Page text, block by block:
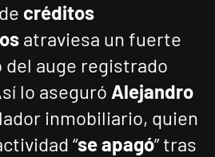
créditos
atraviesa un fuerte
auge registrado
lo aseguró Alejandro
inmobiliario, quien
“se apagó” tras